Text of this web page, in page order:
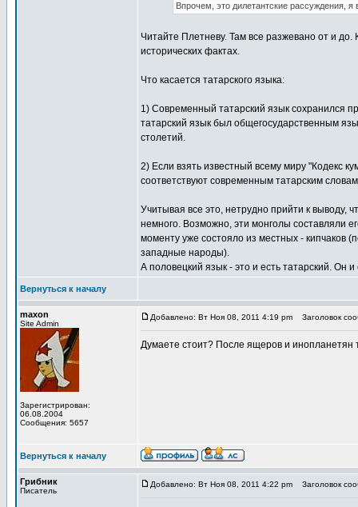
Впрочем, это дилетантские рассуждения, я
Читайте Плетневу. Там все разжевано от и
исторических фактах.
Что касается татарского языка:
1) Современный татарский язык сохранился
татарский язык был общегосударственным
столетий.
2) Если взять известный всему миру "Кодекс
соответствуют современным татарским
Учитывая все это, нетрудно прийти к выводу,
немного. Возможно, эти монголы составляли
моменту уже состояло из местных - кипчаков
западные народы).
А половецкий язык - это и есть татарский. Он
Вернуться к началу
maxon
Site Admin
Зарегистрирован:
06.08.2004
Сообщения: 5657
Добавлено: Вт Ноя 08, 2011 4:19 pm Заголовок
Думаете стоит? После ящеров и инопланетян
Вернуться к началу
Грибник
Писатель
Добавлено: Вт Ноя 08, 2011 4:22 pm Заголовок